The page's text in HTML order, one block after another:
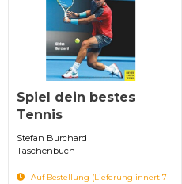
Spiel dein bestes
Tennis
Stefan Burchard
Taschenbuch
Auf Bestellung (Lieferung innert 7-